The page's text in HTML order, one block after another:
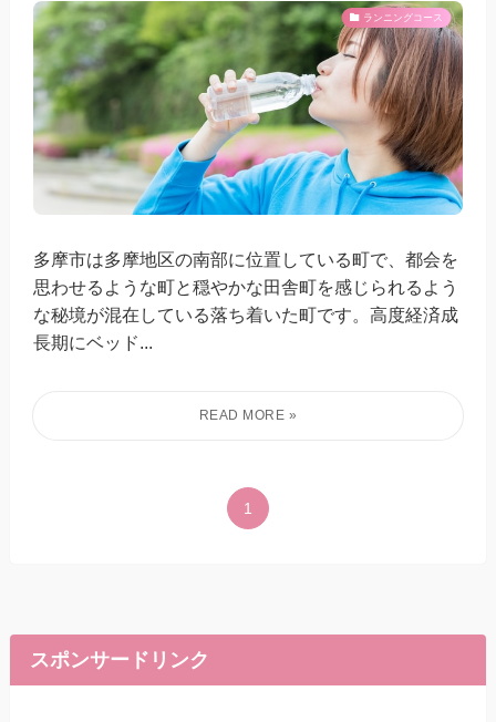
ランニングコース
多摩市は多摩地区の南部に位置している町で、都会を
思わせるような町と穏やかな田舎町を感じられるよう
な秘境が混在している落ち着いた町です。高度経済成
長期にベッド...
1
スポンサードリンク